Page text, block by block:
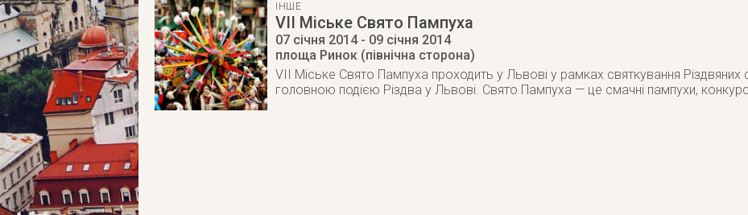
ІНШЕ
VII Міське Свято Пампуха
07 січня 2014- 09 січня 2014
площа Ринок (північна сторона)
VII Міське Свято Пампуха проходить у Львові у рамках святкування
головною подією Різдва у Львові. Свято Пампуха — це смачні пампухи,